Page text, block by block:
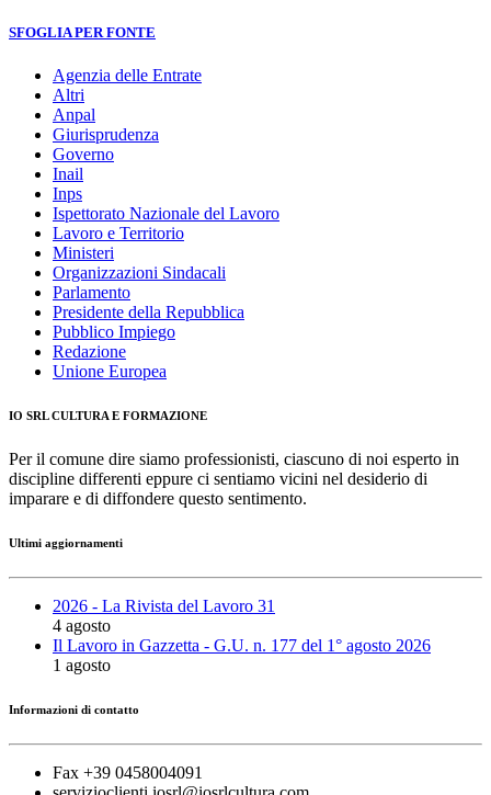
SFOGLIA PER FONTE
Agenzia delle Entrate
Altri
Anpal
Giurisprudenza
Governo
Inail
Inps
Ispettorato Nazionale del Lavoro
Lavoro e Territorio
Ministeri
Organizzazioni Sindacali
Parlamento
Presidente della Repubblica
Pubblico Impiego
Redazione
Unione Europea
IO SRL CULTURA E FORMAZIONE
Per il comune dire siamo professionisti, ciascuno di noi esperto in
discipline differenti eppure ci sentiamo vicini nel desiderio di
imparare e di diffondere questo sentimento.
Ultimi aggiornamenti
2026 - La Rivista del Lavoro 31
4 agosto
Il Lavoro in Gazzetta - G.U. n. 177 del 1° agosto 2026
1 agosto
Informazioni di contatto
Fax +39 0458004091